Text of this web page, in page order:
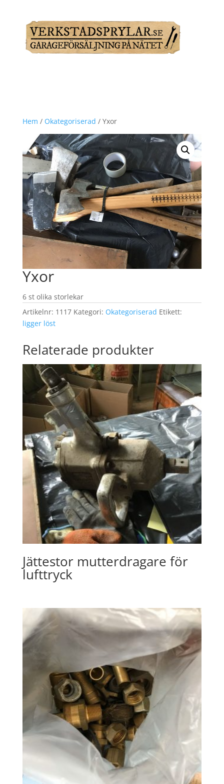
Hem / Okategoriserad / Yxor
Yxor
6 st olika storlekar
Artikelnr: 1117 Kategori: Okategoriserad Etikett:
ligger löst
Relaterade produkter
Jättestor mutterdragare för
lufttryck